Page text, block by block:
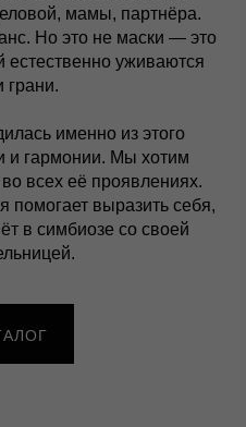
мамы, партнёра.
Но это не маски — это
уживаются
грани.
именно из этого
и гармонии. Мы хотим
всех её проявлениях.
помогает выразить себя,
в симбиозе со своей